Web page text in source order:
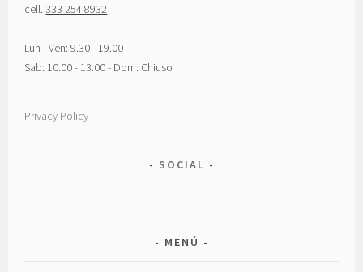
cell.333 254 8932
Lun - Ven: 9.30 - 19.00
Sab: 10.00 - 13.00 - Dom: Chiuso
Privacy Policy
SOCIAL
MENÚ